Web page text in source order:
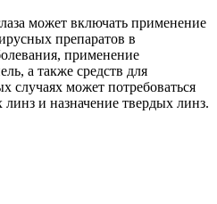
может включать применение
препаратов в
применение
а также средств для
случаях может потребоваться
и назначение твердых линз.